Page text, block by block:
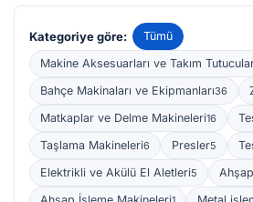
atölyelerinde zımparalama işlemlerini
birçok uygulama için Black&Decker
Bahçe bakımında verimliliği artırmak
ve ot biçme aletleri de portföyde yer
motor gücü, kullanım kolaylığı ve yedek
detaylara dikkat etmek işinizi
ilanları karşılaştırarak bütçenize ve
bulabilirsiniz.
Kategoriye göre:
Tümü
Makine Aksesuarları ve Takım
Bahçe Makinaları ve Ekipmanları36
Matkaplar ve Delme Makineleri16
Taşlama Makineleri6 Presler5
Elektrikli ve Akülü El Aletleri5